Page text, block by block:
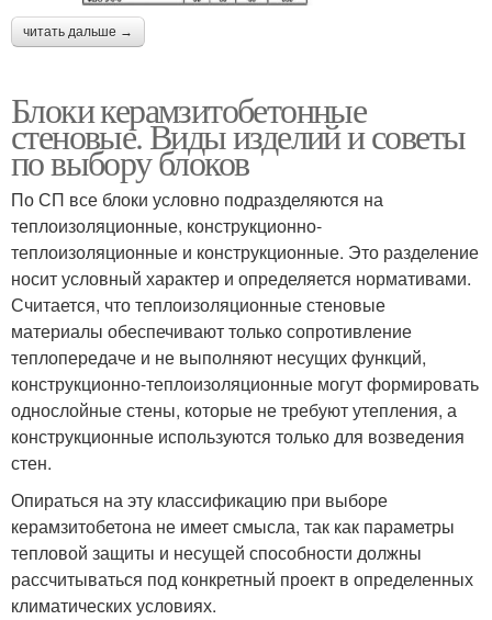
читать дальше →
Блоки керамзитобетонные
стеновые. Виды изделий и советы
по выбору блоков
По СП все блоки условно подразделяются на
теплоизоляционные, конструкционно-
теплоизоляционные и конструкционные. Это разделение
носит условный характер и определяется нормативами.
Считается, что теплоизоляционные стеновые
материалы обеспечивают только сопротивление
теплопередаче и не выполняют несущих функций,
конструкционно-теплоизоляционные могут формировать
однослойные стены, которые не требуют утепления, а
конструкционные используются только для возведения
стен.
Опираться на эту классификацию при выборе
керамзитобетона не имеет смысла, так как параметры
тепловой защиты и несущей способности должны
рассчитываться под конкретный проект в определенных
климатических условиях.